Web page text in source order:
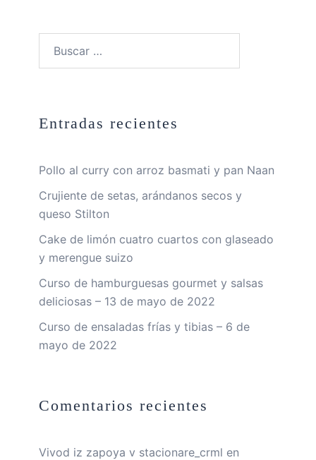
Entradas recientes
Pollo al curry con arroz basmati y pan Naan
Crujiente de setas, arándanos secos y
queso Stilton
Cake de limón cuatro cuartos con glaseado
y merengue suizo
Curso de hamburguesas gourmet y salsas
deliciosas – 13 de mayo de 2022
Curso de ensaladas frías y tibias – 6 de
mayo de 2022
Comentarios recientes
Vivod iz zapoya v stacionare_crml en